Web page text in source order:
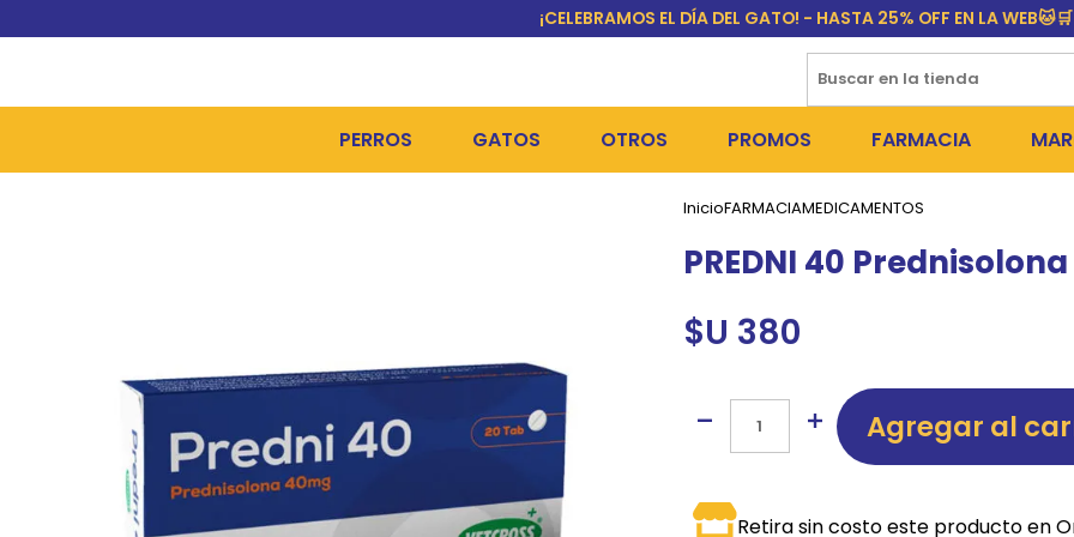
¡CELEBRAMOS EL DÍA DEL GATO! - HASTA 25% OFF EN LA WEB🐱🛒
PERROS
CAMAS Y CASETAS
BOLSOS Y TRANSPORTADORAS
COLLARES, ARNESES Y CORREAS
GATOS
ALIMENTOS HÚMEDOS Y SNACKS
HIGIENE Y BAÑOS
COMEDEROS Y BEBEDEROS
JUGUETES Y RASCADORES
COLLARES Y ACCESORIOS
OTROS PROMOS
PERROS
GATOS
FARMACIA
PULGUICIDAS Y
InicioFARMACIAMEDICAMENTOS
PREDNI 40
$U 380
Agregar al
Retira sin costo este producto en